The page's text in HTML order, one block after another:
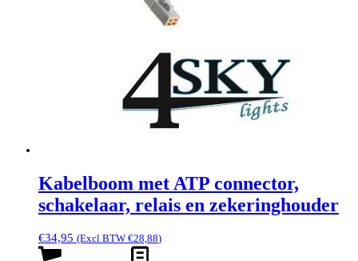
Kabelboom met ATP connector,
schakelaar, relais en zekeringhouder
€34,95 (Excl BTW €28,88)